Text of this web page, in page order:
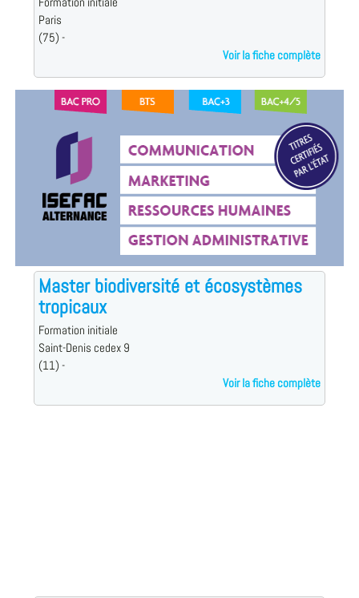
Paris
(75) -
Voir la fiche complète
Master biodiversité et écosystèmes
tropicaux
Formation initiale
Saint-Denis cedex 9
(11) -
Voir la fiche complète